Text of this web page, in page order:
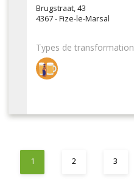
Brugstraat, 43
4367 - Fize-le-Marsal
Types de transformation
1 2 3